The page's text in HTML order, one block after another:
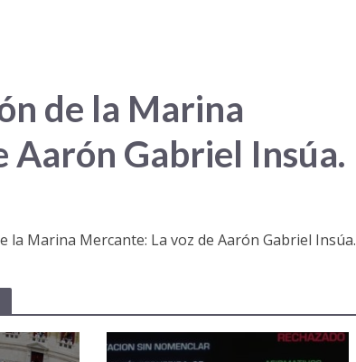
de la Marina
Aarón Gabriel Insúa.
la Marina Mercante: La voz de Aarón Gabriel Insúa.